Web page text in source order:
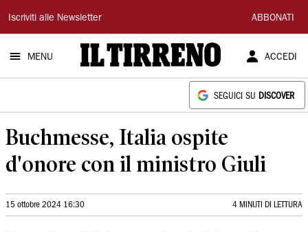
Il
Tirreno
Iscriviti alle Newsletter ABBONATI
MENU ACCEDI
SEGUICI SU DISCOVER
Buchmesse, Italia ospite
d'onore con il ministro Giuli
15 ottobre 2024 16:30 4 MINUTI DI LETTURA